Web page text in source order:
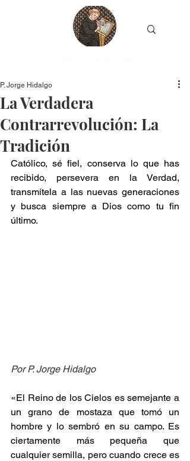
La Verdadera
Contrarrevolución: La
Tradición
P. Jorge Hidalgo
Católico, sé fiel, conserva lo que has
recibido, persevera en la Verdad,
transmítela a las nuevas generaciones
y busca siempre a Dios como tu fin
último.
Por P. Jorge Hidalgo
«El Reino de los Cielos es semejante a
un grano de mostaza que tomó un
hombre y lo sembró en su campo. Es
ciertamente más pequeña que
cualquier semilla, pero cuando crece es